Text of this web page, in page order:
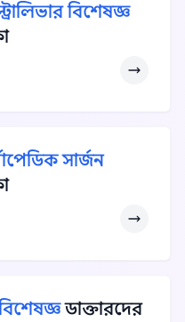
বিশেষজ্ঞ
সার্জন
ডাক্তারদের